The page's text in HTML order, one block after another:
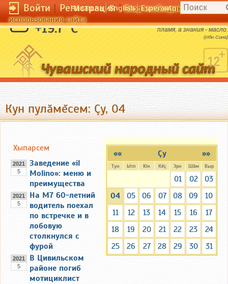
Войти|Регистрация|Вход необходим для
использования сайта
Чӑвашла English Esperanto
+19.7 °C
Душа человека - лампа, у которой наука -
пламя, а знания - масло.
(Ибн Сина)
Кун пулăмĕсем: Çу, 04
»»
«« Çу
Тун Ытл Юн Кĕç Эрн Шăм Выр
01 02
03
04
05 06 07 08 09
10
11
12 13 14 15 16
17
18
19 20 21 22 23
24
25
26 27 28 29 30 31
Хыпарсем
2021
5
Заведение «il
Molino»: меню и
преимущества
2021
5
На М7 60-летний
водитель поехал
по встречке и в
лобовую
столкнулся с
фурой
2021
5
В Цивильском
районе погиб
мотициклист